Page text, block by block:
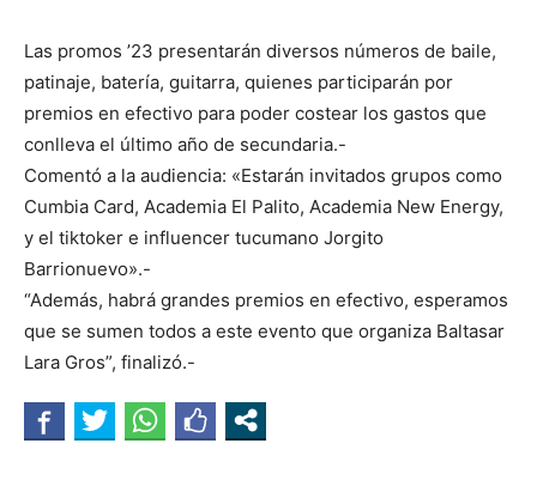
Las promos ’23 presentarán diversos números de baile,
patinaje, batería, guitarra, quienes participarán por
premios en efectivo para poder costear los gastos que
conlleva el último año de secundaria.-
Comentó a la audiencia: «Estarán invitados grupos como
Cumbia Card, Academia El Palito, Academia New Energy,
y el tiktoker e influencer tucumano Jorgito
Barrionuevo».-
“Además, habrá grandes premios en efectivo, esperamos
que se sumen todos a este evento que organiza Baltasar
Lara Gros”, finalizó.-